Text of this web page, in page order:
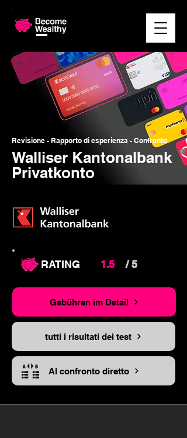
Revisione - Rapporto di esperienza - Confronto
Walliser Kantonalbank
Privatkonto
RATING 1.5 / 5
Gebühren im Detail
tutti i risultati dei test
Al confronto diretto